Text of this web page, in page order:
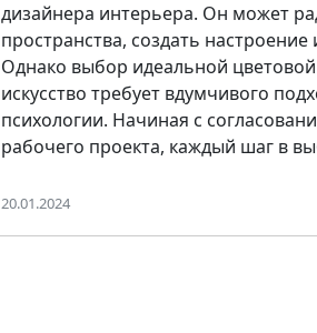
дизайнера интерьера. Он может
пространства, создать
Однако выбор идеальной
искусство требует вдумчивого
психологии. Начиная с
рабочего проекта, каждый шаг в
20.01.2024